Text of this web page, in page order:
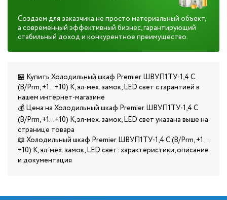
Создаем для заказчика не просто материальный объект,
а современный эффективный бизнес, гарантирующий
стабильный доход и конкурентное преимущество.
🏪 Купить Холодильный шкаф Premier ШВУП1ТУ-1,4 С
(В/Prm, +1…+10) К, эл-мех. замок, LED свет с гарантией в
нашем интернет-магазине
💰 Цена на Холодильный шкаф Premier ШВУП1ТУ-1,4 С
(В/Prm, +1…+10) К, эл-мех. замок, LED свет указана выше на
странице товара
📖 Холодильный шкаф Premier ШВУП1ТУ-1,4 С (В/Prm, +1…
+10) К, эл-мех. замок, LED свет: характеристики, описание
и документация